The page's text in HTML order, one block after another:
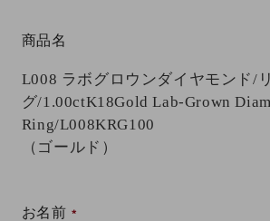
商品名
L008 ラボグロウンダイヤモンド/
グ/1.00ctK18Gold Lab-Grown
Ring/L008KRG100
（ゴールド）
お名前